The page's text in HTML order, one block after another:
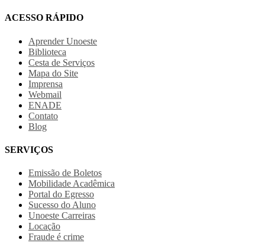
ACESSO RÁPIDO
Aprender Unoeste
Biblioteca
Cesta de Serviços
Mapa do Site
Imprensa
Webmail
ENADE
Contato
Blog
SERVIÇOS
Emissão de Boletos
Mobilidade Acadêmica
Portal do Egresso
Sucesso do Aluno
Unoeste Carreiras
Locação
Fraude é crime